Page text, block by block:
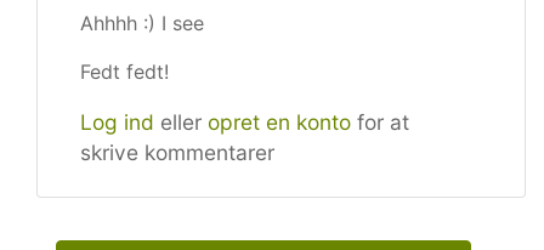
Ahhhh :) I see
Fedt fedt!
Log ind eller opret en konto for at
skrive kommentarer